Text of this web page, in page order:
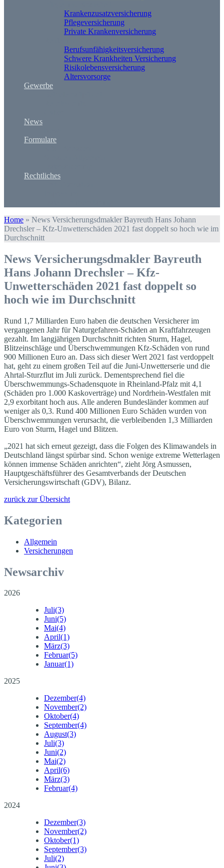
Krankenzusatzversicherung
Pflegeversicherung
Private Krankenversicherung
Berufs­unfähigkeitsversicherung
Schwere Krankheiten Versicherung
Risikolebensversicherung
Altersvorsorge
Gewerbe
News
Formulare
Rechtliches
Home » News Versicherungsdmakler Bayreuth Hans Johann
Drechsler – Kfz-Unwetterschäden 2021 fast doppelt so hoch wie im
Durchschnitt
News Versicherungsdmakler Bayreuth
Hans Johann Drechsler – Kfz-
Unwetterschäden 2021 fast doppelt so
hoch wie im Durchschnitt
Rund 1,7 Milliarden Euro haben die deutschen Versicherer im
vergangenen Jahr für Naturgefahren-Schäden an Kraftfahrzeugen
gezahlt. Im langjährigen Durchschnitt richten Sturm, Hagel,
Blitzeinschläge und Überschwemmungen Kfz-Schäden von rund
900 Millionen Euro an. Dass sich dieser Wert 2021 fast verdoppelt
hat, geht zu einem großen Teil auf die Juni-Unwetterserie und die
Ahrtal-Sturzflut im Juli zurück. Dementsprechend fiel die
Überschwemmungs-Schadensquote in Rheinland-Pfalz mit 4,1
(Schäden pro 1.000 Kaskoverträge) und Nordrhein-Westfalen mit
2,9 exorbitant hoch aus. Alle anderen Bundesländer kommen auf
weniger als 0,3. Rund 400 Millionen Euro Schäden wurden von
Überschwemmungen verursacht, die verbleibenden 1,3 Milliarden
Euro von Sturm, Hagel und Blitzen.
„2021 hat sich erneut gezeigt, dass die Folgen des Klimawandels in
Deutschland längst spürbar sind. Schon wenige extreme Wetterlagen
können immense Schäden anrichten“, zieht Jörg Asmussen,
Hauptgeschäftsführer des Gesamtverbands der Deutschen
Versicherungswirtschaft (GDV), Bilanz.
zurück zur Übersicht
Kategorien
Allgemein
Versicherungen
Newsarchiv
2026
Juli(3)
Juni(5)
Mai(4)
April(1)
März(3)
Februar(5)
Januar(1)
2025
Dezember(4)
November(2)
Oktober(4)
September(4)
August(3)
Juli(3)
Juni(2)
Mai(2)
April(6)
März(3)
Februar(4)
2024
Dezember(3)
November(2)
Oktober(1)
September(3)
Juli(2)